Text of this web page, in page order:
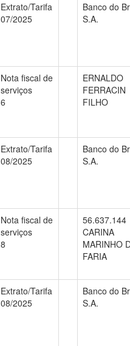
Extrato/Tarifa
07/2025
Banco do
S.A.
Nota fiscal de
serviços
6
ERNALDO
FERRACIN
FILHO
Extrato/Tarifa
08/2025
Banco do
S.A.
Nota fiscal de
serviços
8
56.637.144
CARINA
MARINHO
FARIA
Extrato/Tarifa
08/2025
Banco do
S.A.